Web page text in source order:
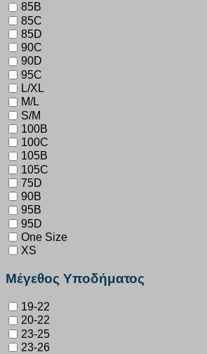
85B
85C
85D
90C
90D
95C
L/XL
M/L
S/M
100B
100C
105B
105C
75D
90B
95B
95D
One Size
XS
Μέγεθος Υποδήματος
19-22
20-22
23-25
23-26